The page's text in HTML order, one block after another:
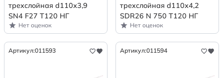
трехслойная d110х3,9
SN4 F27 Т120 НГ
Нет оценок
трехслойная d110x4,2
SDR26 N 750 Т120 НГ
Нет оценок
Артикул:011593 Артикул:011594